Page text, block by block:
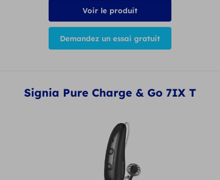
Voir le produit
Demandez un essai gratuit
Signia Pure Charge & Go 7IX T